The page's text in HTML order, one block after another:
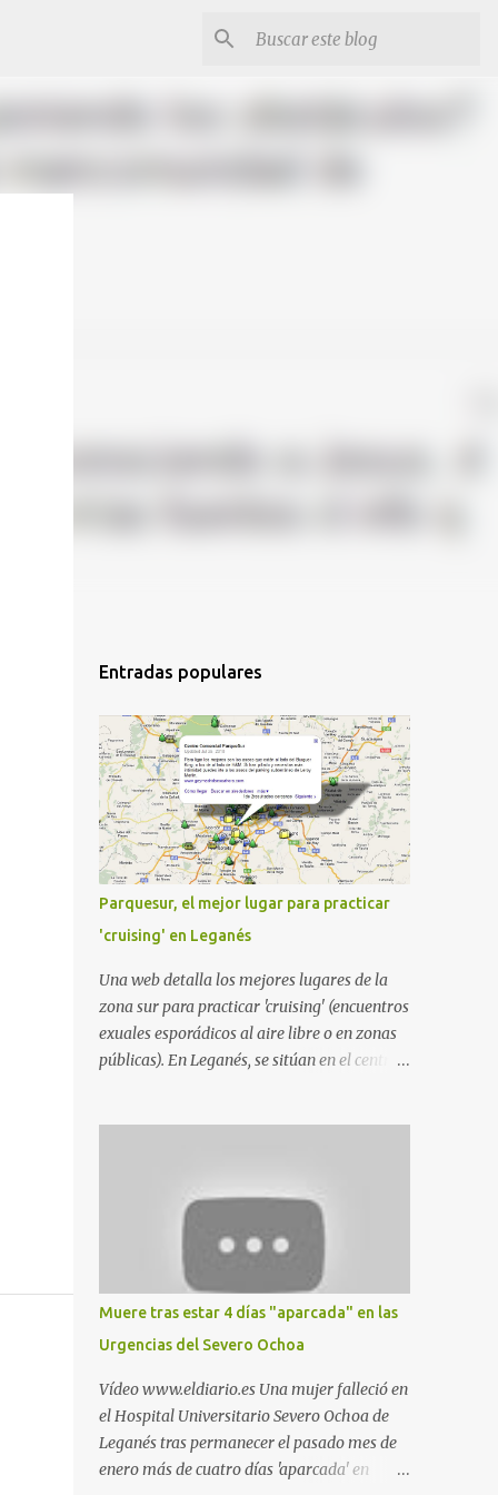
Entradas populares
Parquesur, el mejor lugar para practicar
'cruising' en Leganés
Una web detalla los mejores lugares de la
zona sur para practicar 'cruising' (encuentros
exuales esporádicos al aire libre o en zonas
públicas). En Leganés, se sitúan en el centro
indica esta información recopilada por los
propios practicantes. 'Ante la crisis, disfrute' ,
señalan. "Cruising: Parquesur: para ligar
baños junto a Burger King o H&M. Y si has
pillado pareja ocacional, parking
subterráneo de Leroy Merlin. Otro espacio
para el 'cruising' es enfrente al tanatorio
(junto al estadio municipal de Butarque) y
caminos entre el estadio y Plaza Nueva. Otro
lugar: Escombrera de Polvoranca, entre
Leganés y Móstoles También en el parque de
Muere tras estar 4 días "aparcada" en las
Urgencias del Severo Ochoa
Vídeo www.eldiario.es Una mujer falleció en
el Hospital Universitario Severo Ochoa de
Leganés tras permanecer el pasado mes de
enero más de cuatro días 'aparcada' en